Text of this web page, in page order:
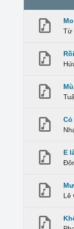
Từ
E
Lê